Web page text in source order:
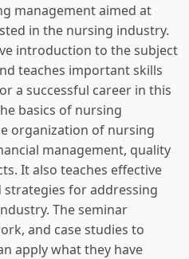
management aimed at
in the nursing industry.
introduction to the subject
teaches important skills
a successful career in this
basics of nursing
organization of nursing
management, quality
It also teaches effective
strategies for addressing
The seminar
and case studies to
apply what they have